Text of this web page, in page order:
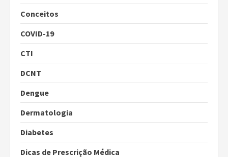
Conceitos
COVID-19
CTI
DCNT
Dengue
Dermatologia
Diabetes
Dicas de Prescrição Médica